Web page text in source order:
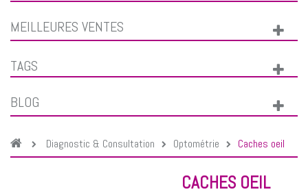
MEILLEURES VENTES
TAGS
BLOG
Diagnostic & Consultation Optométrie Caches oeil
CACHES OEIL